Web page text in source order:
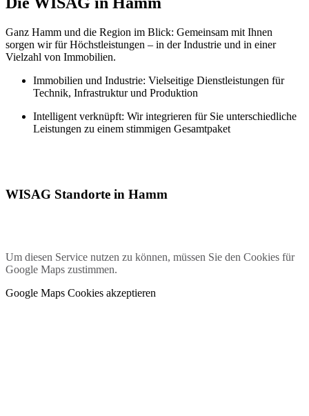
Ganz Hamm und die Region im Blick: Gemeinsam mit Ihnen
sorgen wir für Höchstleistungen – in der Industrie und in einer
Vielzahl von Immobilien.
Immobilien und Industrie: Vielseitige Dienstleistungen für
Technik, Infrastruktur und Produktion
Intelligent verknüpft: Wir integrieren für Sie unterschiedliche
Leistungen zu einem stimmigen Gesamtpaket
WISAG Standorte in Hamm
Um diesen Service nutzen zu können, müssen Sie den Cookies für
Google Maps zustimmen.
Google Maps Cookies akzeptieren